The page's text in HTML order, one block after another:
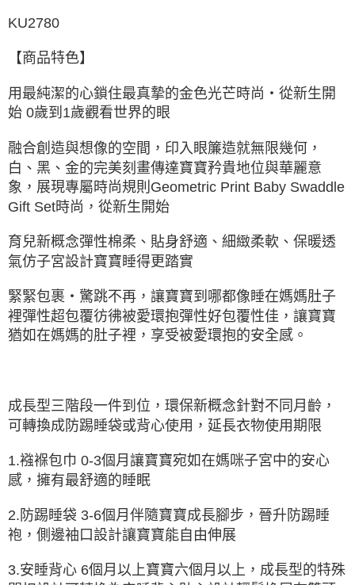
KU2780
【商品特色】
用最純潔的心鎖住最真摯的金色光芒時尚‧從新生開
始 0歲到1歲觀看世界的眼
融合創造與想像的空間，印入眼簾造就無限幾何，
白、黑、金的完美刻畫傳達寶寶矜貴地位與華麗意
象，展現專屬時尚規則Geometric Print Baby Swaddle
Gift Set時尚，從新生開始
育兒新概念彈性棉柔、貼身舒適、細緻柔軟、保暖透
氣仿子宮設計寶寶睡得更踏實
緊緊包裹‧驚跳不再，讓寶寶到哪都像睡在媽媽肚子
裡彈性超包覆彷彿被愛環抱彈性好包覆性佳，讓寶寶
猶如在媽媽的肚子裡，享受被愛環抱的安全感。
成長型三階段一件到位，環保新概念針對不同月齡，
可轉換成防踢睡袋或背心使用，延長衣物使用期限
1.襁褓包巾 0-3個月讓寶寶宛如在媽咪子宮中的安心
感，擁有最舒適的睡眠
2.防踢睡袋 3-6個月伴隨寶寶成長腳步，晉升防踢睡
袍，側邊袖口設計讓寶寶能自由伸展
3.安睡背心 6個月以上寶寶六個月以上，成長型的特殊